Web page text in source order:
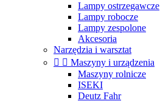
Lampy ostrzegawcze
Lampy robocze
Lampy zespolone
Akcesoria
Narzędzia i warsztat
  Maszyny i urządzenia
Maszyny rolnicze
ISEKI
Deutz Fahr